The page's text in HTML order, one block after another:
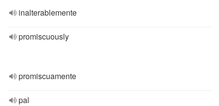
inalterablemente
promiscuously
promiscuamente
pal